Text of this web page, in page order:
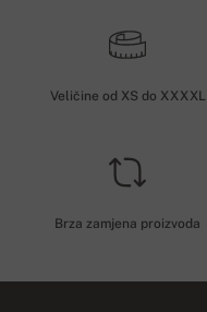
Veličine od XS do XXXXL
Brza zamjena proizvoda